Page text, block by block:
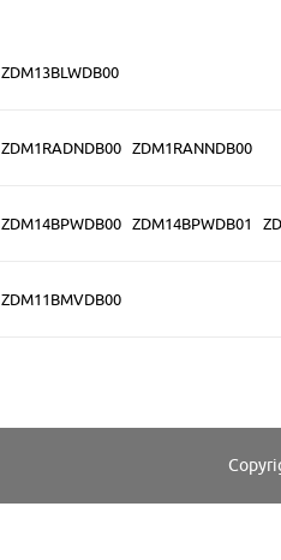
ZDM13BLWDB00
ZDM1RADNDB00 ZDM1RANNDB00
ZDM14BPWDB00 ZDM14BPWDB01
ZDM11BMVDB00